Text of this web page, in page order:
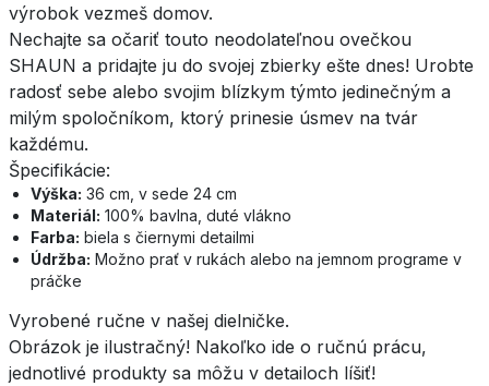
výrobok vezmeš domov.
Nechajte sa očariť touto neodolateľnou ovečkou
SHAUN a pridajte ju do svojej zbierky ešte dnes! Urobte
radosť sebe alebo svojim blízkym týmto jedinečným a
milým spoločníkom, ktorý prinesie úsmev na tvár
každému.
Špecifikácie:
Výška: 36 cm, v sede 24 cm
Materiál: 100% bavlna, duté vlákno
Farba: biela s čiernymi detailmi
Údržba: Možno prať v rukách alebo na jemnom programe v
práčke
Vyrobené ručne v našej dielničke.
Obrázok je ilustračný! Nakoľko ide o ručnú prácu,
jednotlivé produkty sa môžu v detailoch líšiť!